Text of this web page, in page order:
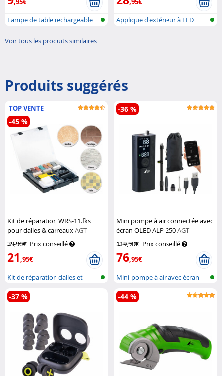
,95€
Lampe de table rechargeable
,95€
Applique d'extérieur à LED
Voir tous les produits similaires
Produits suggérés
TOP VENTE
Kit de réparation WRS-11.fks
pour dalles & carreauxAGT
39,90€ Prix conseillé
21,95€
-45 %
Kit de réparation dalles et
carreau...
Mini pompe à air connectée avec
écran OLED ALP-250AGT
119,90€ Prix conseillé
76,95€
-36 %
Mini-pompe à air avec écran
OLED, b...
-37 % -44 %